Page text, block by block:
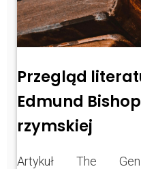
Przegląd
Edmund
rzymskiej
Artykuł The